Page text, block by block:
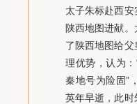
太子朱标赴西
陕西地图进献
了陕西地图给
理优势，认为
秦地号为险固”
英年早逝，此时